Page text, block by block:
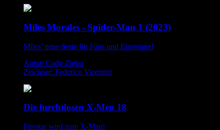
Miles Morales - Spider-Man 1 (2023)
Miles’ neue Serie für Fans und Einsteiger!
Autor: Cody Ziglar
Zeichner: Federico Vicentini
Die furchtlosen X-Men 18
Firestar wird zum X-Man!